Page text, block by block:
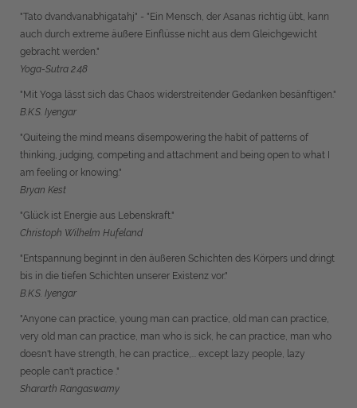
"Tato dvandvanabhigatahj" - "Ein Mensch, der Asanas richtig übt, kann
auch durch extreme äußere Einflüsse nicht aus dem Gleichgewicht
gebracht werden."
Yoga-Sutra 2.48
"Mit Yoga lässt sich das Chaos widerstreitender Gedanken besänftigen."
B.K.S. Iyengar
"Quiteing the mind means disempowering the habit of patterns of
thinking, judging, competing and attachment and being open to what I
am feeling or knowing."
Bryan Kest
"Glück ist Energie aus Lebenskraft."
Christoph Wilhelm Hufeland
"Entspannung beginnt in den äußeren Schichten des Körpers und dringt
bis in die tiefen Schichten unserer Existenz vor."
B.K.S. Iyengar
"Anyone can practice, young man can practice, old man can practice,
very old man can practice, man who is sick, he can practice, man who
doesn't have strength, he can practice,... except lazy people, lazy
people can't practice ."
Shararth Rangaswamy